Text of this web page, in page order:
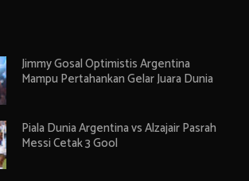
Jimmy Gosal Optimistis Argentina
Mampu Pertahankan Gelar Juara Dunia
Piala Dunia Argentina vs Alzajair Pasrah
Messi Cetak 3 Gool